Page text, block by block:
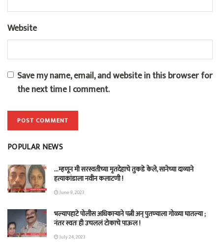
Website
Save my name, email, and website in this browser for
the next time I comment.
POPULAR NEWS
…म्हणून मी सरस्वतीच्या मृतदेहाचे तुकडे केले, सानेच्या दाव्याने
हत्याकांडाला नवीन कलाटणी !
June 9, 2023
भल्यापहाटे पोलीस अधिकाऱ्याने पत्नी अन् पुतण्याला गोळ्या घातल्या ;
नंतर स्वतः ही उचललं टोकाचे पाऊल !
July 24, 2023